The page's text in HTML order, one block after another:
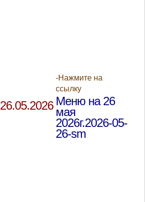
26.05.2026
-Нажмите на
ссылку
Меню на 26
мая
2026г.2026-05-
26-sm